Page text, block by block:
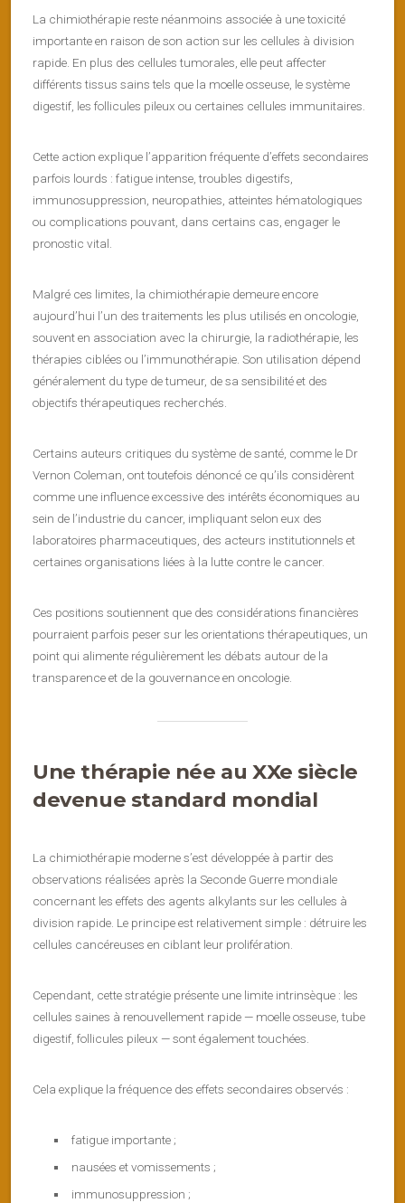
La chimiothérapie reste néanmoins associée à une toxicité
importante en raison de son action sur les cellules à division
rapide. En plus des cellules tumorales, elle peut affecter
différents tissus sains tels que la moelle osseuse, le système
digestif, les follicules pileux ou certaines cellules immunitaires.
Cette action explique l’apparition fréquente d’effets secondaires
parfois lourds : fatigue intense, troubles digestifs,
immunosuppression, neuropathies, atteintes hématologiques
ou complications pouvant, dans certains cas, engager le
pronostic vital.
Malgré ces limites, la chimiothérapie demeure encore
aujourd’hui l’un des traitements les plus utilisés en oncologie,
souvent en association avec la chirurgie, la radiothérapie, les
thérapies ciblées ou l’immunothérapie. Son utilisation dépend
généralement du type de tumeur, de sa sensibilité et des
objectifs thérapeutiques recherchés.
Certains auteurs critiques du système de santé, comme le Dr
Vernon Coleman, ont toutefois dénoncé ce qu’ils considèrent
comme une influence excessive des intérêts économiques au
sein de l’industrie du cancer, impliquant selon eux des
laboratoires pharmaceutiques, des acteurs institutionnels et
certaines organisations liées à la lutte contre le cancer.
Ces positions soutiennent que des considérations financières
pourraient parfois peser sur les orientations thérapeutiques, un
point qui alimente régulièrement les débats autour de la
transparence et de la gouvernance en oncologie.
Une thérapie née au XXe siècle
devenue standard mondial
La chimiothérapie moderne s’est développée à partir des
observations réalisées après la Seconde Guerre mondiale
concernant les effets des agents alkylants sur les cellules à
division rapide. Le principe est relativement simple : détruire les
cellules cancéreuses en ciblant leur prolifération.
Cependant, cette stratégie présente une limite intrinsèque : les
cellules saines à renouvellement rapide — moelle osseuse, tube
digestif, follicules pileux — sont également touchées.
Cela explique la fréquence des effets secondaires observés :
fatigue importante ;
nausées et vomissements ;
immunosuppression ;